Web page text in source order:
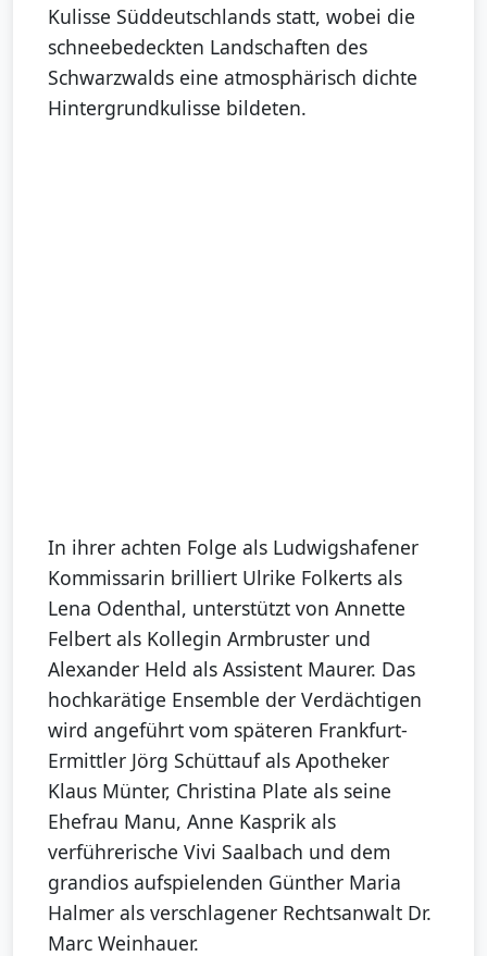
Kulisse Süddeutschlands statt, wobei die
schneebedeckten Landschaften des
Schwarzwalds eine atmosphärisch dichte
Hintergrundkulisse bildeten.
In ihrer achten Folge als Ludwigshafener
Kommissarin brilliert Ulrike Folkerts als
Lena Odenthal, unterstützt von Annette
Felbert als Kollegin Armbruster und
Alexander Held als Assistent Maurer. Das
hochkarätige Ensemble der Verdächtigen
wird angeführt vom späteren Frankfurt-
Ermittler Jörg Schüttauf als Apotheker
Klaus Münter, Christina Plate als seine
Ehefrau Manu, Anne Kasprik als
verführerische Vivi Saalbach und dem
grandios aufspielenden Günther Maria
Halmer als verschlagener Rechtsanwalt Dr.
Marc Weinhauer.